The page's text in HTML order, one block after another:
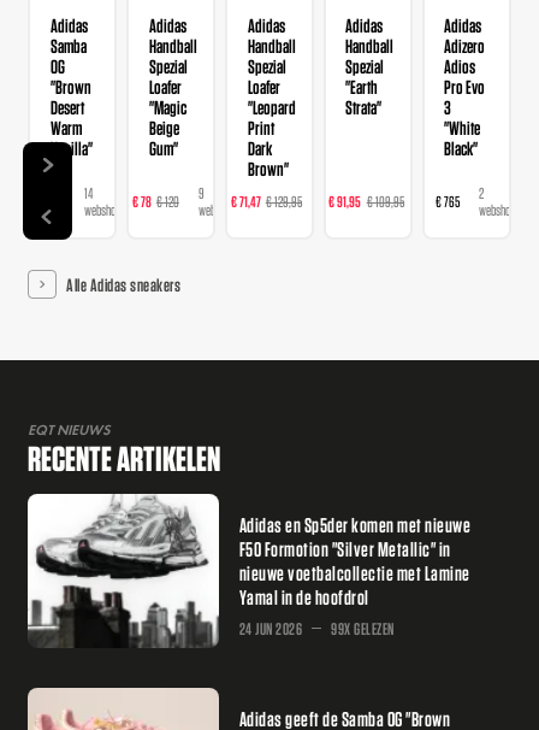
Adidas
Samba
OG
"Brown
Desert
Warm
Vanilla"
14
webshops
Adidas
Handball
Spezial
Loafer
"Magic
Beige
Gum"
€ 78 € 120
9
webshops
Adidas
Handball
Spezial
Loafer
"Leopard
Print
Dark
Brown"
€ 71,47 € 129,95
webshops
Adidas
Handball
Spezial
"Earth
Strata"
€ 91,95 € 109,95
webshops
Adidas
Adizero
Adios
Pro Evo
3
"White
Black"
€ 765
2
webshops
Alle Adidas sneakers
EQT NIEUWS
RECENTE ARTIKELEN
Adidas en Sp5der komen met nieuwe
F50 Formotion "Silver Metallic" in
nieuwe voetbalcollectie met Lamine
Yamal in de hoofdrol
24 JUN 2026 99X GELEZEN
Adidas geeft de Samba OG "Brown